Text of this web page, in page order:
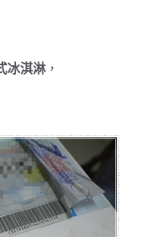
冰淇淋 ，